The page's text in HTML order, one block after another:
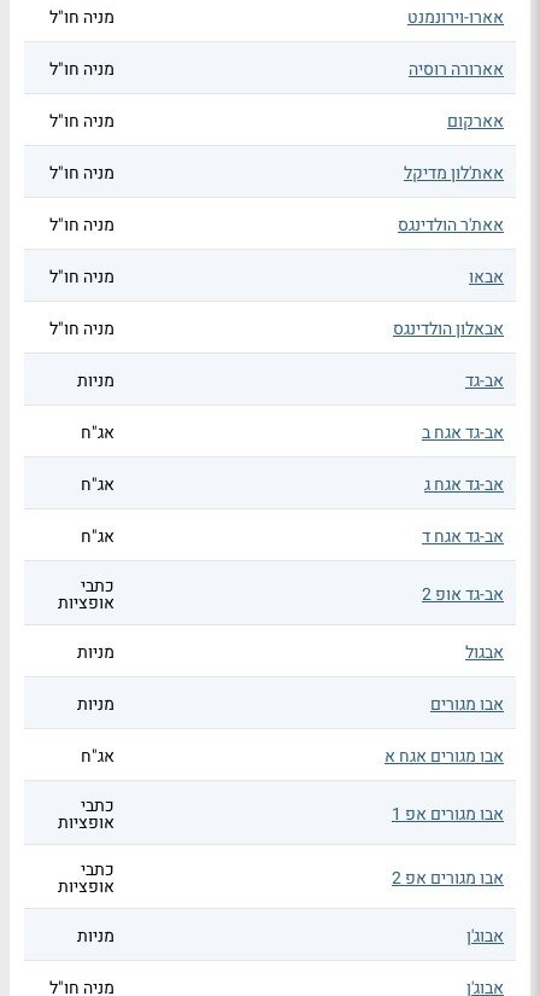
אארו-וירונמנט מניה חו"ל
אארורה רוסיה מניה חו"ל
אארקום מניה חו"ל
אאת'לון מדיקל מניה חו"ל
אאת'ר הולדינגס מניה חו"ל
אבאו מניה חו"ל
אבאלון הולדינגס מניה חו"ל
אב-גד מניות
אב-גד אגח ב אג"ח
אב-גד אגח ג אג"ח
אב-גד אגח ד אג"ח
אב-גד אופ 2 כתבי
אופציות
אבגול
מניות
אבו מגורים מניות
אבו מגורים אגח א אג"ח
אבו מגורים אפ 1 כתבי
אופציות
אבו מגורים אפ 2 כתבי
אופציות
אבוג'ן
מניות
אבוג'ן מניה חו"ל